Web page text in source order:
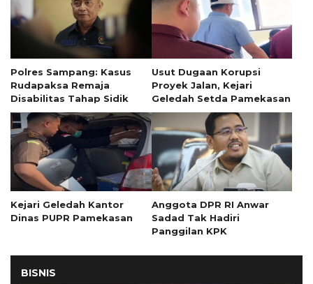
Polres Sampang: Kasus
Rudapaksa Remaja
Disabilitas Tahap Sidik
Usut Dugaan Korupsi
Proyek Jalan, Kejari
Geledah Setda Pamekasan
Kejari Geledah Kantor
Dinas PUPR Pamekasan
Anggota DPR RI Anwar
Sadad Tak Hadiri
Panggilan KPK
BISNIS